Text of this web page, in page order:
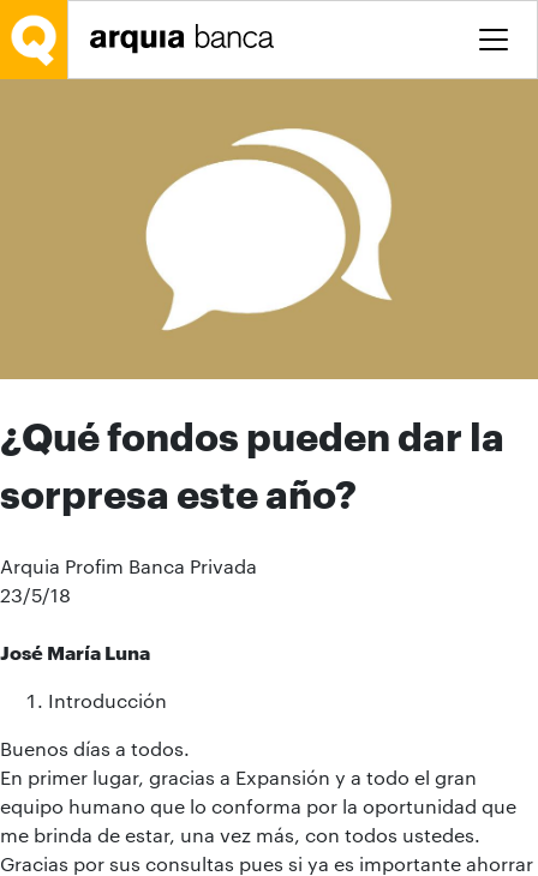
Saltar al contenido principal
¿Qué fondos pueden dar la
sorpresa este año?
Arquia Profim Banca Privada
23/5/18
José María Luna
Introducción
Buenos días a todos.
En primer lugar, gracias a Expansión y a todo el gran
equipo humano que lo conforma por la oportunidad que
me brinda de estar, una vez más, con todos ustedes.
Gracias por sus consultas pues si ya es importante ahorrar